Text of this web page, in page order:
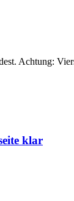
Achtung:
klar